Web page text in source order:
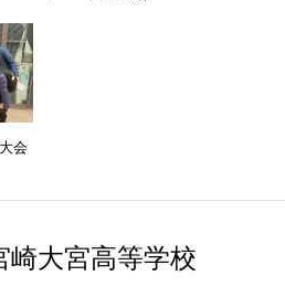
会
崎大宮高等学校